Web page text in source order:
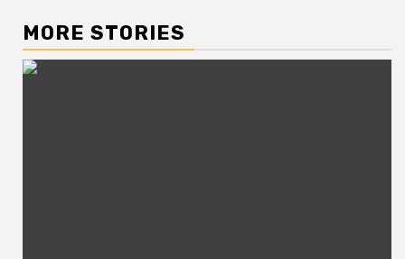
MORE STORIES